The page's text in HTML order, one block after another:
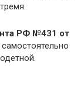
РФ №431 от